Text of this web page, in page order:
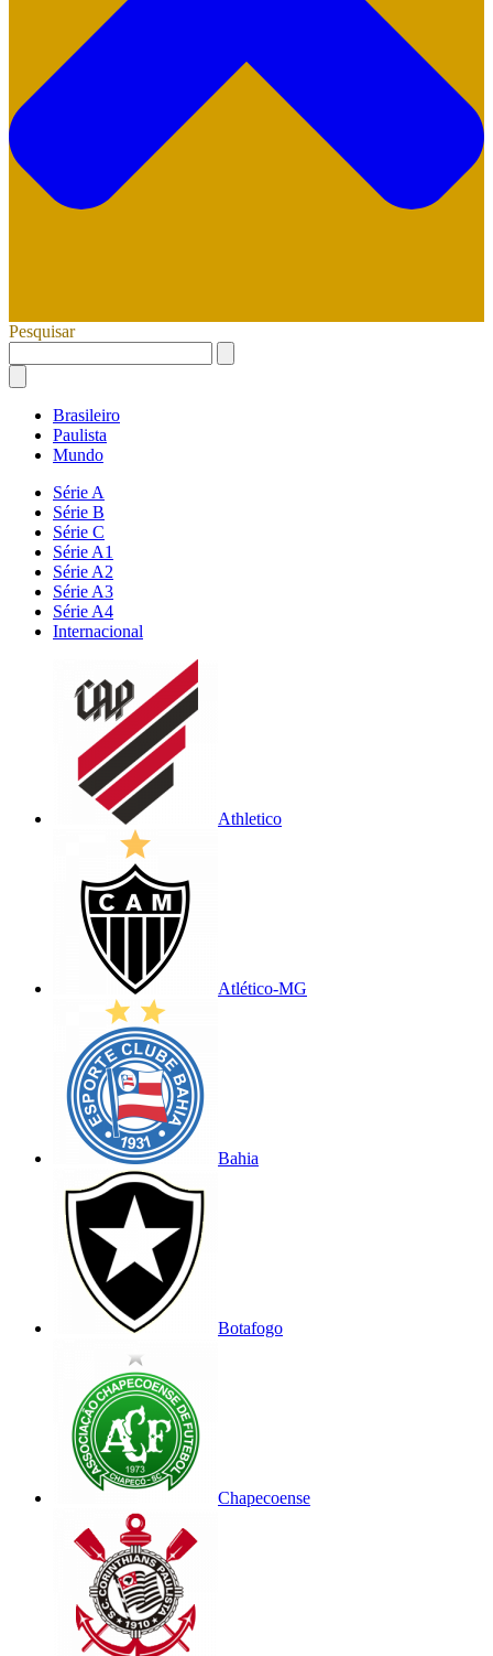
Pesquisar
Brasileiro
Paulista
Mundo
Série A
Série B
Série C
Série A1
Série A2
Série A3
Série A4
Internacional
Athletico
Atlético-MG
Bahia
Botafogo
Chapecoense